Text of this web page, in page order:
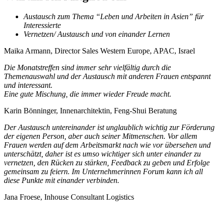
Austausch zum Thema “Leben und Arbeiten in Asien” für
Interessierte
Vernetzen/ Austausch und von einander Lernen
Maika Armann, Director Sales Western Europe, APAC, Israel
Die Monatstreffen sind immer sehr vielfältig durch die
Themenauswahl und der Austausch mit anderen Frauen entspannt
und interessant.
Eine gute Mischung, die immer wieder Freude macht.
Karin Bönninger, Innenarchitektin, Feng-Shui Beratung
Der Austausch untereinander ist unglaublich wichtig zur Förderung
der eigenen Person, aber auch seiner Mitmenschen. Vor allem
Frauen werden auf dem Arbeitsmarkt nach wie vor übersehen und
unterschätzt, daher ist es umso wichtiger sich unter einander zu
vernetzen, den Rücken zu stärken, Feedback zu geben und Erfolge
gemeinsam zu feiern. Im Unternehmerinnen Forum kann ich all
diese Punkte mit einander verbinden.
Jana Froese, Inhouse Consultant Logistics